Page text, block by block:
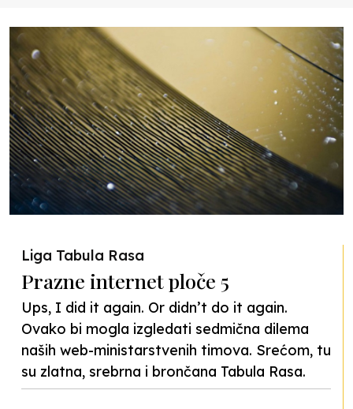
Liga Tabula Rasa
Prazne internet ploče 5
Ups, I did it again. Or didn’t do it again.
Ovako bi mogla izgledati sedmična dilema
naših web-ministarstvenih timova. Srećom, tu
su zlatna, srebrna i brončana Tabula Rasa.